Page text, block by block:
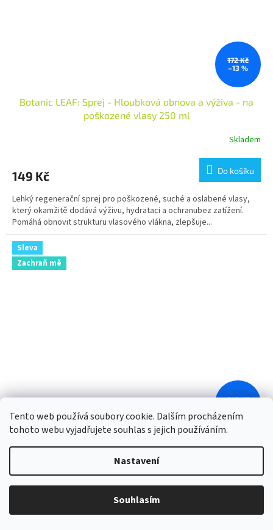
Tento web používá soubory cookie. Dalším procházením
tohoto webu vyjadřujete souhlas s jejich používáním.
Nastavení
Souhlasím
172 Kč
–13 %
Botanic LEAF: Sprej - Hloubková obnova a výživa - na
poškozené vlasy 250 ml
Skladem
149 Kč Do košíku
Lehký regenerační sprej pro poškozené, suché a oslabené vlasy,
který okamžitě dodává výživu, hydrataci a ochranubez zatížení.
Pomáhá obnovit strukturu vlasového vlákna, zlepšuje...
Sleva
Zachraň mě
219 Kč
výživa - na poškozené vlasy 300 ml
Skladem
195 Kč